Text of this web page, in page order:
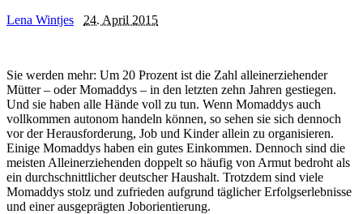
Lena Wintjes
24. April 2015
Sie werden mehr: Um 20 Prozent ist die Zahl alleinerziehender
Mütter – oder Momaddys – in den letzten zehn Jahren gestiegen.
Und sie haben alle Hände voll zu tun. Wenn Momaddys auch
vollkommen autonom handeln können, so sehen sie sich dennoch
vor der Herausforderung, Job und Kinder allein zu organisieren.
Einige Momaddys haben ein gutes Einkommen. Dennoch sind die
meisten Alleinerziehenden doppelt so häufig von Armut bedroht als
ein durchschnittlicher deutscher Haushalt. Trotzdem sind viele
Momaddys stolz und zufrieden aufgrund täglicher Erfolgserlebnisse
und einer ausgeprägten Joborientierung.